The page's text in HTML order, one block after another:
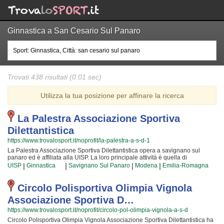
Ginnastica a San Cesario Sul Panaro
Trovati 438 risultati (0.01 sec)
Utilizza la tua posizione per affinare la ricerca
La Palestra Associazione Sportiva
Dilettantistica
https://www.trovalosport.it/noprofit/la-palestra-a-s-d-1
La Palestra Associazione Sportiva Dilettantistica opera a savignano sul
panaro ed è affiliata alla UISP. La loro principale attività è quella di
promuovere Le arti marziali organizzando corsi per bambini, ragazzi e adulti.
Se desiderate che vostro figlio o vostra figlia impari la disciplina, il rispetto e
la concentrazione, Le arti marziali è sicuramente lo sport più adatto. I loro
maestri di arti marziali seguiranno i vostri figli quotidianamente, ma restando
sempre nell'ottica di sviluppare i talenti e le capacità personali di ciascun
atleta. La Palestra Associazione Sportiva Dilettantistica da sempre accoglie i
bambini e i ragazzi di savignano sul panaro, in un ambiente serio e sano, in
cui i vostri figli troveranno sicuramente uno sfogo e uno svago e tanti nuovi
amici. Gli allenamenti si tengono in palestra a savignano sul panaro e
UISP | Ginnastica | Savignano Sul Panaro | Modena | Emilia-Romagna
Circolo Polisportiva Olimpia Vignola
Associazione Sportiva D…
https://www.trovalosport.it/noprofit/circolo-pol-olimpia-vignola-a-s-d
Circolo Polisportiva Olimpia Vignola Associazione Sportiva Dilettantistica ha